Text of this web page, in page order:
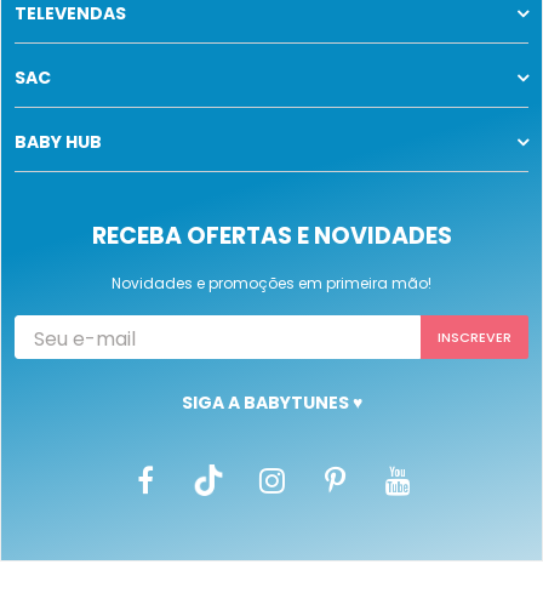
TELEVENDAS
SAC
BABY HUB
RECEBA OFERTAS E NOVIDADES
Novidades e promoções em primeira mão!
SIGA A BABYTUNES ♥